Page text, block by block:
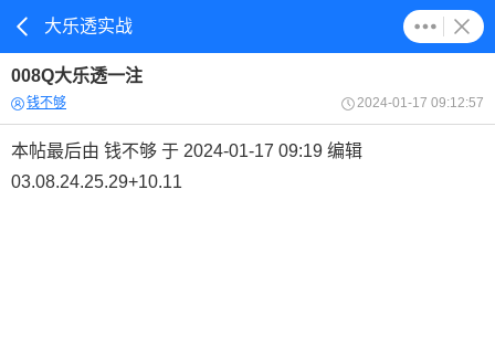
大乐透实战
008Q大乐透一注
钱不够 2024-01-17 09:12:57
本帖最后由 钱不够 于 2024-01-17 09:19 编辑
03.08.24.25.29+10.11